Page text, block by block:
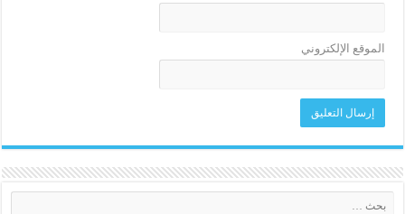
الموقع الإلكتروني